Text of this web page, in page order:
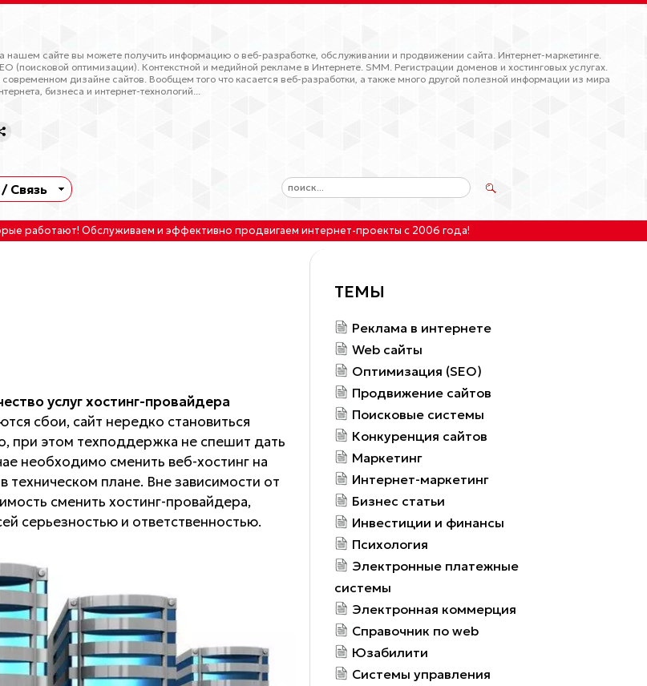
нашем сайте вы можете получить информацию о веб-разработке, обслуживании и продвижении сайта. Интернет-маркетинге.
(поисковой оптимизации). Контекстной и медийной рекламе в Интернете. SMM. Регистрации доменов и хостинговых услугах.
дизайне сайтов. Вообщем того что касается веб-разработки, а также много другой полезной информации из мира
бизнеса и интернет-технологий...
Связь
работают! Обслуживаем и эффективно продвигаем интернет-проекты с 2006 года!
услуг хостинг-провайдера
сбои, сайт нередко становиться
при этом техподдержка не спешит дать
необходимо сменить веб-хостинг на
плане. Вне зависимости от
сменить хостинг-провайдера,
серьезностью и ответственностью.
ТЕМЫ
Реклама в интернете
Web сайты
Оптимизация (SEO)
Продвижение сайтов
Поисковые системы
Конкуренция сайтов
Маркетинг
Интернет-маркетинг
Бизнес статьи
Инвестиции и финансы
Психология
Электронные платежные
системы
Электронная коммерция
Справочник по web
Юзабилити
Системы управления